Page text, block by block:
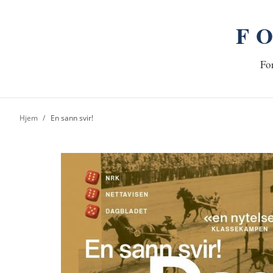
Hjem En sann svir!